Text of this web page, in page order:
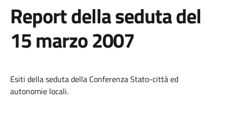
Report della seduta del
15 marzo 2007
Esiti della seduta della Conferenza Stato-città ed
autonomie locali.